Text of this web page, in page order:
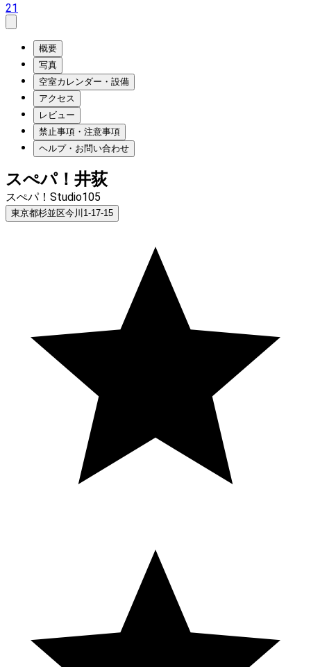
21
概要
写真
空室カレンダー・設備
アクセス
レビュー
禁止事項・注意事項
ヘルプ・お問い合わせ
スぺパ！井荻
スぺパ！Studio105
東京都杉並区今川1-17-15